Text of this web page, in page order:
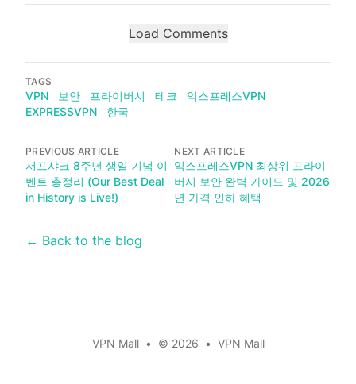
Load Comments
TAGS
VPN 보안 프라이버시 테크
익스프레스VPN
EXPRESSVPN
한국
PREVIOUS ARTICLE
서프샤크 8주년 생일 기념 이
벤트 총정리 (Our Best Deal
in History is Live!)
NEXT ARTICLE
익스프레스VPN 최상위 프라이
버시 보안 완벽 가이드 및 2026
년 가격 인하 혜택
← Back to the blog
VPN Mall • © 2026 • VPN Mall